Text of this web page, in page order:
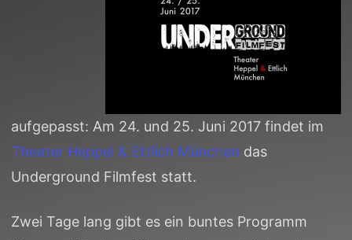
aufgepasst: Am 24. und 25. Juni 2017 findet im
Theater Heppel & Ettlich München das
Underground Filmfest statt.
Zwei Tage lang gibt es ein buntes Programm